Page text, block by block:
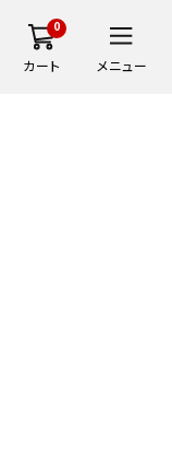
0
カート メニュー